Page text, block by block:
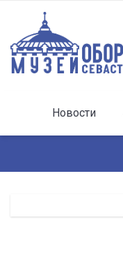
Новости